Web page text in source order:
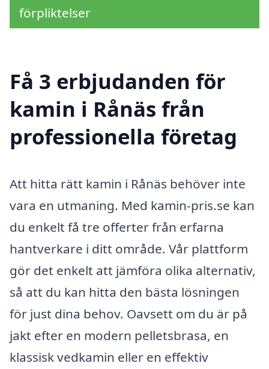
förpliktelser
Få 3 erbjudanden för
kamin i Rånäs från
professionella företag
Att hitta rätt kamin i Rånäs behöver inte
vara en utmaning. Med kamin-pris.se kan
du enkelt få tre offerter från erfarna
hantverkare i ditt område. Vår plattform
gör det enkelt att jämföra olika alternativ,
så att du kan hitta den bästa lösningen
för just dina behov. Oavsett om du är på
jakt efter en modern pelletsbrasa, en
klassisk vedkamin eller en effektiv